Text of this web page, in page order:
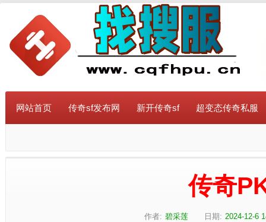
网站首页 传奇sf发布网 新开传奇sf 超变态传奇私服
传奇
作者: 碧采莲 日期: 2024-12-6